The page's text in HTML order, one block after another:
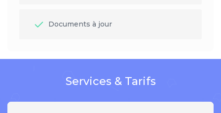
Documents à jour
Services & Tarifs